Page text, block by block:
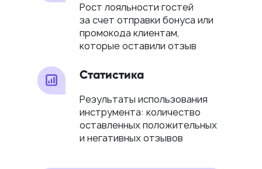
Рост лояльности гостей
за счет отправки бонуса или
промокода клиентам,
которые оставили отзыв
Статистика
Результаты использования
инструмента: количество
оставленных положительных
и негативных отзывов